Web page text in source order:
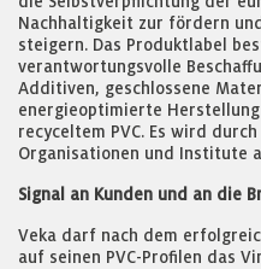
Nachhaltigkeit zur fördern
steigern. Das Produktlabel
verantwortungsvolle
Additiven, geschlossene
energieoptimierte
recyceltem PVC. Es wird
Organisationen und Institute
Signal an Kunden und an die
Veka darf nach dem
auf seinen PVC-Profilen das